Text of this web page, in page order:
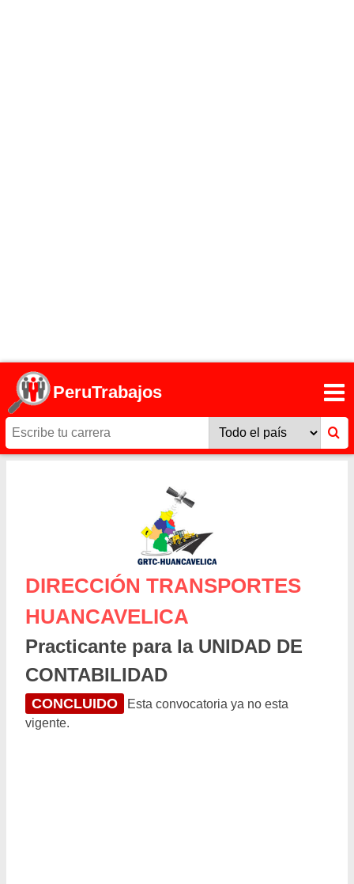
PeruTrabajos
DIRECCIÓN TRANSPORTES
HUANCAVELICA
Practicante para la UNIDAD DE
CONTABILIDAD
CONCLUIDO
Esta convocatoria ya no esta
vigente.